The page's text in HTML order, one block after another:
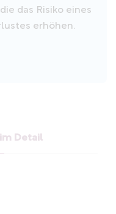
das Risiko eines
erhöhen.
Detail